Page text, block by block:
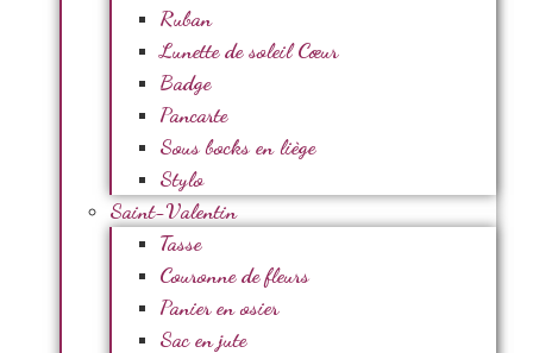
Ruban
Lunette de soleil Cœur
Badge
Pancarte
Sous bocks en liège
Stylo
Saint-Valentin
Tasse
Couronne de fleurs
Panier en osier
Sac en jute